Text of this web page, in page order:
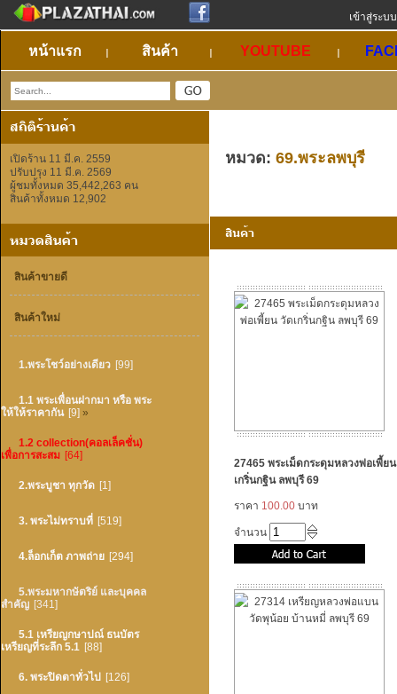
เข้าสู่ระบบ
หน้าแรก สินค้า YOUTUBE
เปิดร้าน 11 มี.ค. 2559
ปรับปรุง 11 มี.ค. 2569
ผู้ชมทั้งหมด 35,442,263 คน
สินค้าทั้งหมด 12,902
สินค้าขายดี
สินค้าใหม่
1.พระโชว์อย่างเดียว [99]
1.1 พระเพื่อนฝากมา หรือ พระ
ให้ให้ราคากัน [9] »
1.2 collection(คอลเล็คชั่น)
เพื่อการสะสม [64]
2.พระบูชา ทุกวัด [1]
3. พระไม่ทราบที่ [519]
4.ล็อกเก็ต ภาพถ่าย [294]
5.พระมหากษัตริย์ และบุคคล
สำคัญ [341]
5.1 เหรียญกษาปณ์ ธนบัตร
เหรียญที่ระลึก 5.1 [88]
6. พระปิดตาทั่วไป [126]
หมวด: 69.พระลพบุรี
27465 พระเม็ดกระดุมหลวงพ่อเพี้ย
เกริ่นกฐิน ลพบุรี 69
ราคา 100.00 บาท
จำนวน